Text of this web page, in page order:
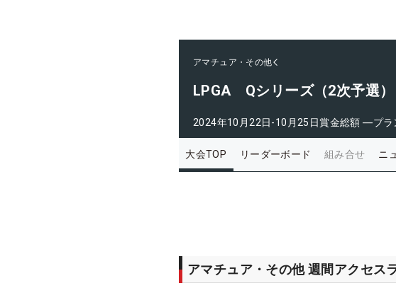
アマチュア・その他
LPGA Qシリーズ（2次予選）
2024年10月22日-10月25日賞金総額 ―プラ
大会TOP リーダーボード 組み合せ ニ
アマチュア・その他 週間アクセス